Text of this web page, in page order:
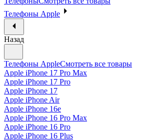
Телефоны Apple
Назад
Телефоны AppleСмотреть все товары
Apple iPhone 17 Pro Max
Apple iPhone 17 Pro
Apple iPhone 17
Apple iPhone Air
Apple iPhone 16e
Apple iPhone 16 Pro Max
Apple iPhone 16 Pro
Apple iPhone 16 Plus